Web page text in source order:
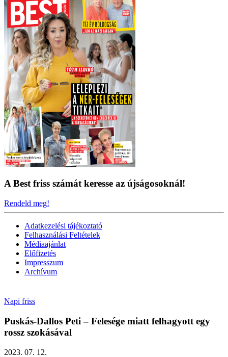
A Best friss számát keresse az újságosoknál!
Rendeld meg!
Adatkezelési tájékoztató
Felhasználási Feltételek
Médiaajánlat
Előfizetés
Impresszum
Archívum
Napi friss
Puskás-Dallos Peti – Felesége miatt felhagyott egy
rossz szokásával
2023. 07. 12.